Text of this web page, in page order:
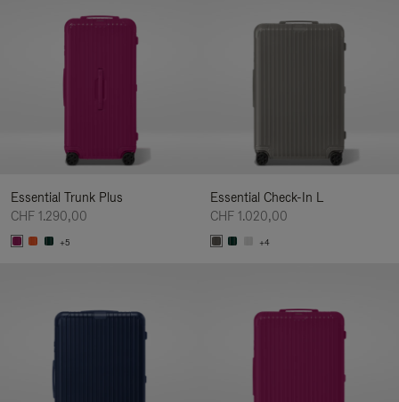
Essential Trunk Plus
CHF 1.290,00
+5
Essential Check-In L
CHF 1.020,00
+4